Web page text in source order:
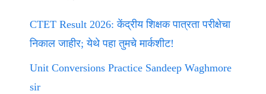
CTET Result 2026: केंद्रीय शिक्षक पात्रता परीक्षेचा
निकाल जाहीर; येथे पहा तुमचे मार्कशीट!
Unit Conversions Practice Sandeep Waghmore
sir